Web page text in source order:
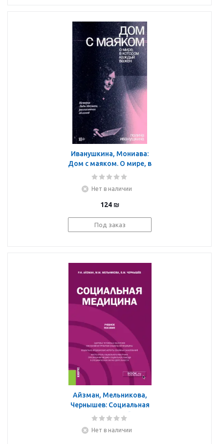
Иванушкина, Мониава:
Дом с маяком. О мире, в
котором каждый важен
Нет в наличии
124 ₪
Под заказ
Айзман, Мельникова,
Чернышев: Социальная
медицина. Учебное
Нет в наличии